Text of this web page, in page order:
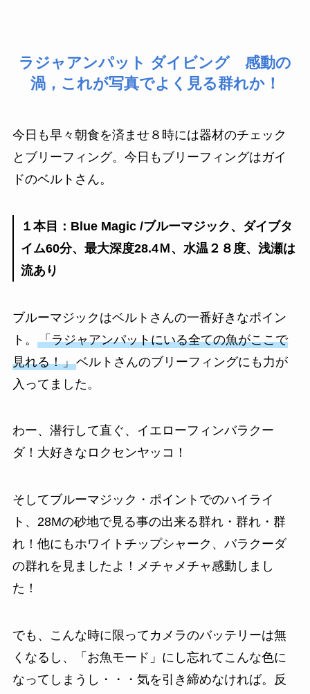
ラジャアンパット ダイビング 感動の
渦，これが写真でよく見る群れか！
今日も早々朝食を済ませ８時には器材のチェック
とブリーフィング。今日もブリーフィングはガイ
ドのベルトさん。
１本目：Blue Magic /ブルーマジック、ダイブタ
イム60分、最大深度28.4Ｍ、水温２８度、浅瀬は
流あり
ブルーマジックはベルトさんの一番好きなポイン
ト。 「ラジャアンパットにいる全ての魚がここで
見れる！」ベルトさんのブリーフィングにも力が
入ってました。
わー、潜行して直ぐ、イエローフィンバラクー
ダ！大好きなロクセンヤッコ！
そしてブルーマジック・ポイントでのハイライ
ト、28Mの砂地で見る事の出来る群れ・群れ・群
れ！他にもホワイトチップシャーク、バラクーダ
の群れを見ましたよ！メチャメチャ感動しまし
た！
でも、こんな時に限ってカメラのバッテリーは無
くなるし、「お魚モード」にし忘れてこんな色に
なってしまうし・・・気を引き締めなければ。反